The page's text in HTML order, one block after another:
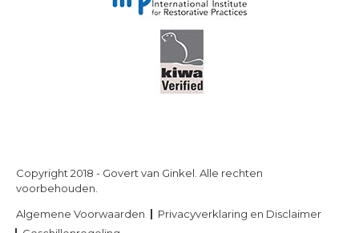
Copyright 2018 - Govert van Ginkel. Alle rechten
voorbehouden.
Algemene Voorwaarden
Privacyverklaring en Disclaimer